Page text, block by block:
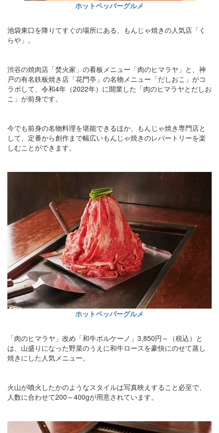
ホットペッパーグルメ
池袋東口を降りてすぐの場所にある、もんじゃ焼きの人気店「く
らや」。
渋谷の焼肉店「焚火家」の看板メニュー「肉のヒマラヤ」と、神
戸の有名鉄板焼き店「花門亭」の名物メニュー「だしおこ」がコ
ラボして、令和4年（2022年）に開業した「肉のヒマラヤとだしお
こ」が前身です。
今でも前身の名物料理を堪能できるほか、もんじゃ焼き専門店と
して、定番から創作まで幅広いもんじゃ焼きのレパートリーを楽
しむことができます。
ホットペッパーグルメ
「肉のヒマラヤ」改め「和牛ボルケーノ」3,850円～（税込）と
は、山盛りになった野菜のうえに和牛ロースを豪快にのせて蒸し
焼きにした人気メニュー。
火山が噴火したかのようなスタイルは写真映えすること必至で、
人数に合わせて200～400gが用意されています。